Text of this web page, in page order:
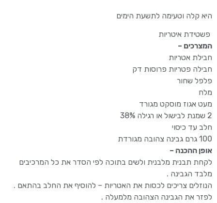
היא קלה וטעימה לתשעת הימים
פשטידת איטריות
המצרכים –
חבילת אטריות
חבילה פטריות פרוסות דק
פלפל שחור
מלח
מעט אגוז מוסקט מגורד
2 שמנת לבישול או רגילה 38%
חלב עד כיסוי
100 גרם גבינה צהובה מגורדת
אופן ההכנה –
לקחת תבנית מלבנית ולשים בתוכה לפי הסדר את כל המרכיבים
מלבד הגבינה .
הנוזלים צריכים לכסות את האטריות – להוסיף את החלב בהתאם .
לפזר את הגבינה הצהובה מלמעלה .